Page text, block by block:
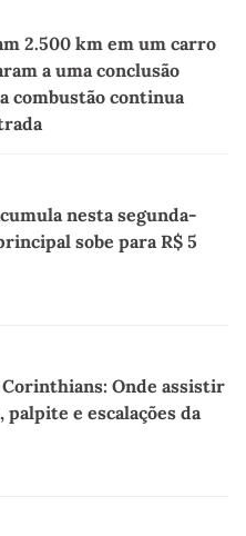
2.500 km em um carro
a uma conclusão
combustão continua
nesta segunda-
sobe para R$ 5
Onde assistir
e escalações da